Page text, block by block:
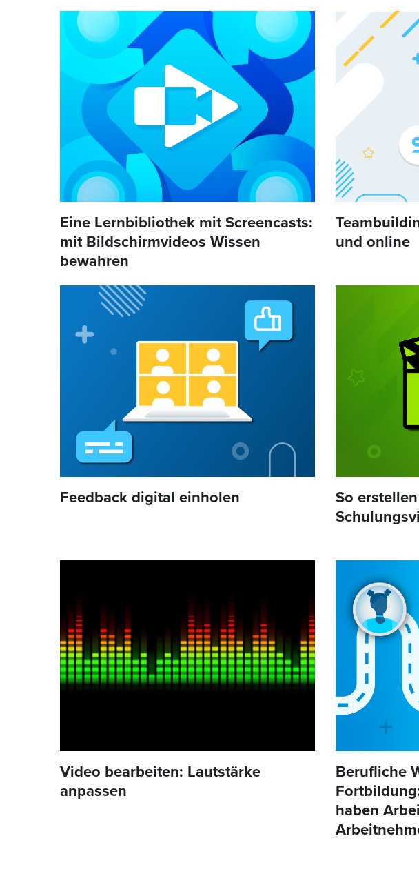
Eine Lernbibliothek mit Screencasts:
mit Bildschirmvideos Wissen
bewahren
und online
Feedback digital einholen
So
Video bearbeiten: Lautstärke
anpassen
Berufliche
haben